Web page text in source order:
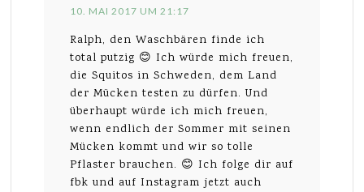
10. MAI 2017 UM 21:17
Ralph, den Waschbären finde ich
total putzig 😊 Ich würde mich freuen,
die Squitos in Schweden, dem Land
der Mücken testen zu dürfen. Und
überhaupt würde ich mich freuen,
wenn endlich der Sommer mit seinen
Mücken kommt und wir so tolle
Pflaster brauchen. 😊 Ich folge dir auf
fbk und auf Instagram jetzt auch